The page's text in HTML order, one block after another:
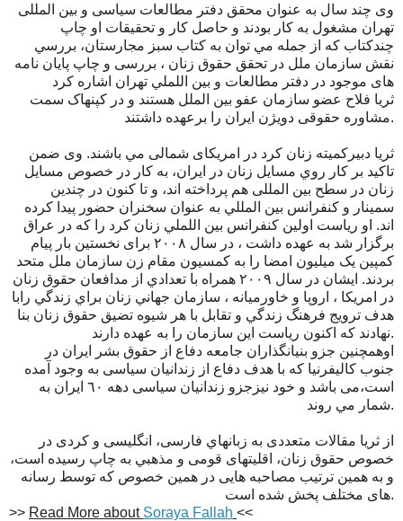
وی چند سال به عنوان محقق دفتر مطالعات سیاسی و بین المللی
تهران مشغول به كار بودند و حاصل کار و تحقیقات او چاپ
چندکتاب كه از جمله مي توان به كتاب سبز مجارستان، بررسي
نقش سازمان ملل در تحقق حقوق زنان ، بررسی و چاپ پايان نامه
های موجود در دفتر مطالعات و بين اللملي تهران اشاره كرد
ثریا فلاح عضو سازمان عفو بین الملل هستند و در کپنهاک سمت
مشاوره حقوقی دویژن ایران را برعهده داشتند.
ثریا دبیرکمیته زنان کرد در امریکای شمالی مي باشند. وی ضمن
تاكيد بر كار روي مسايل زنان در ايران، به كار در خصوص مسايل
زنان در سطح بين المللی هم پرداخته اند، و تا كنون در چندين
سمينار و كنفرانس بين المللي به عنوان سخنران حضور پيدا كرده
اند. او رياست اولين كنفرانس بين اللملي زنان كرد را كه در عراق
برگزار شد به عهده داشت ، در سال ٢٠٠٨ برای نخستین بار پیام
کمپین یک میلیون امضا را به کمسیون مقام زن سازمان ملل متحد
بردند. ايشان در سال ٢٠٠٩ همراه با تعدادي از مدافعان حقوق زنان
در امريكا ، اروپا و خاورميانه ، سازمان جهاني زنان براي زندگي رابا
هدف ترویج فرهنگ زندگي و تقابل با هر شيوه تضيق حقوق زنان بنا
نهادند كه اكنون رياست اين سازمان را به عهده دارند.
اوهمچنین جزو بنیانگذاران جامعه دفاع از حقوق بشر ایران در
جنوب كاليفرنيا که با هدف دفاع از زندانیان سیاسی به وجود آمده
است،می باشد و خود نیزجزو زندانيان سياسی دهه ٦٠ ايران به
شمار مي روند.
از ثریا مقالات متعددی به زبانهاي فارسی، انگليسی و كردی در
خصوص حقوق زنان، اقليتهای قومی و مذهبي به چاپ رسيده است،
و به همين ترتيب مصاحبه هايی در همين خصوص كه توسط رسانه
های مختلف پخش شده است.
>> Read More about Soraya Fallah <<